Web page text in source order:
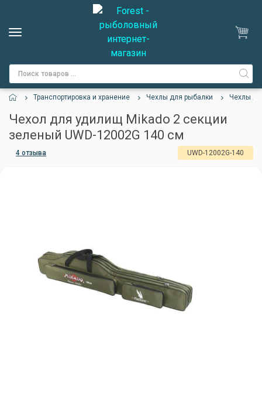
Транспортировка и хранение Чехлы для рыбалки Чехлы
Чехол для удилищ Mikado 2 секции
зеленый UWD-12002G 140 см
4 отзыва UWD-12002G-140